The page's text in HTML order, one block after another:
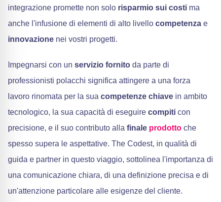
integrazione promette non solo risparmio sui costi ma
anche l'infusione di elementi di alto livello competenza e
innovazione nei vostri progetti.
Impegnarsi con un servizio fornito da parte di
professionisti polacchi significa attingere a una forza
lavoro rinomata per la sua competenze chiave in ambito
tecnologico, la sua capacità di eseguire compiti con
precisione, e il suo contributo alla finale prodotto che
spesso supera le aspettative. The Codest, in qualità di
guida e partner in questo viaggio, sottolinea l'importanza di
una comunicazione chiara, di una definizione precisa e di
un'attenzione particolare alle esigenze del cliente.